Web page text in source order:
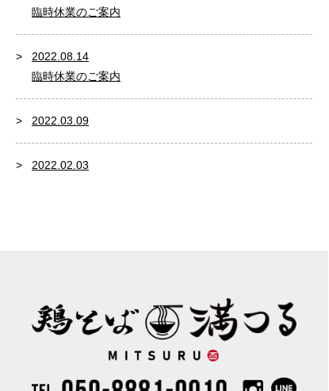
臨時休業のご案内
2022.08.14
臨時休業のご案内
2022.03.09
2022.02.03